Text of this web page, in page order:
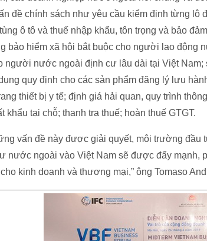
đề chính sách như yêu cầu kiểm định từng lô
ô tô và thuế nhập khẩu, tôn trọng và bảo
bảo hiểm xã hội bắt buộc cho người lao động
người nước ngoài định cư lâu dài tại Việt Nam;
quy định cho các sản phẩm đăng lý lưu
thiết bị y tế; định giá hải quan, quy trình
khẩu tại chỗ; thanh tra thuế; hoàn thuế GTGT.
vấn đề này được giải quyết, môi trường
nước ngoài vào Việt Nam sẽ được đẩy mạnh,
kinh doanh và thương mại,” ông Tomaso